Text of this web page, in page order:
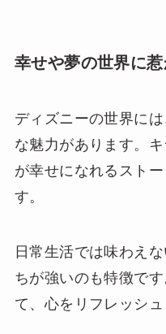
幸せや夢の世界に
ディズニーの世界に
な魅力があります。
が幸せになれるスト
す。
日常生活では味わえ
ちが強いのも特徴で
て、心をリフレッシ